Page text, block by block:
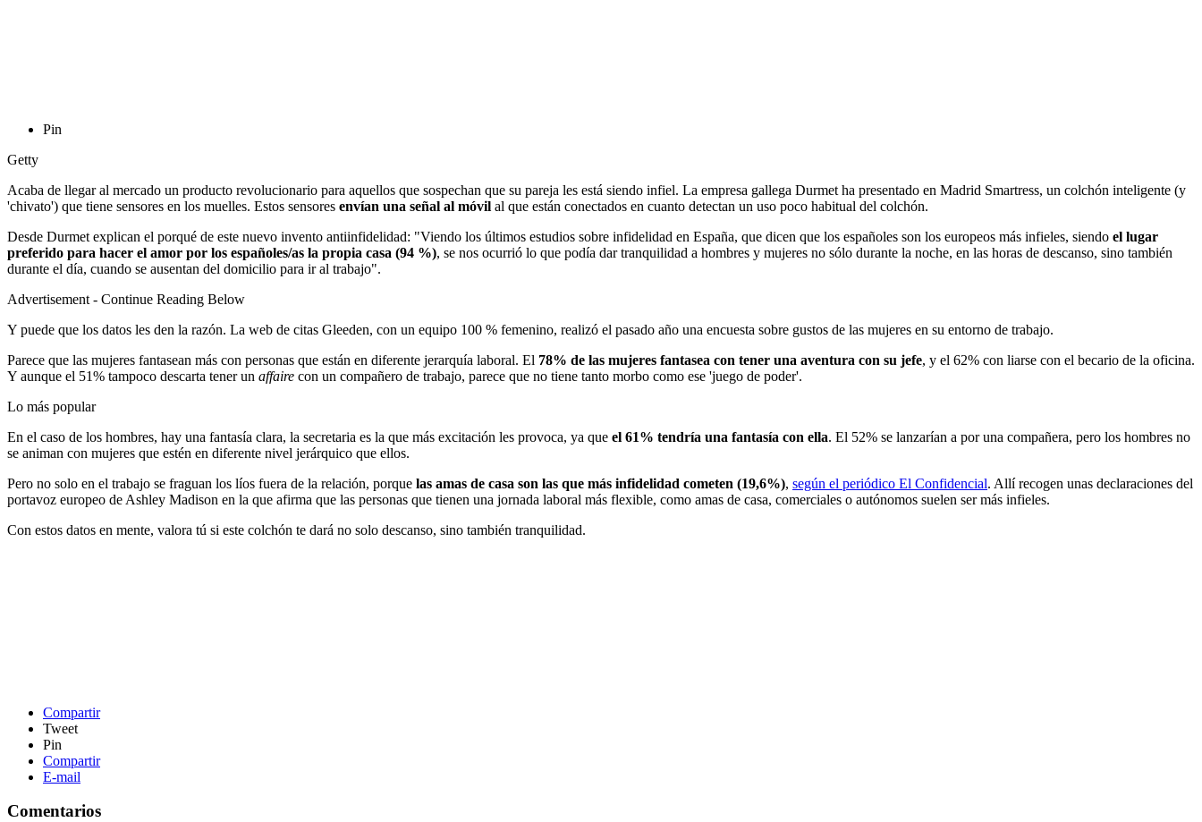
Pin
Getty
Acaba de llegar al mercado un producto revolucionario para aquellos que sospechan que su pareja les está siendo infiel. La empresa gallega Durmet ha presentado en Madrid Smartress, un colchón inteligente (y
'chivato') que tiene sensores en los muelles. Estos sensores envían una señal al móvil al que están conectados en cuanto detectan un uso poco habitual del colchón.
Desde Durmet explican el porqué de este nuevo invento antiinfidelidad: "Viendo los últimos estudios sobre infidelidad en España, que dicen que los españoles son los europeos más infieles, siendo el lugar
preferido para hacer el amor por los españoles/as la propia casa (94 %), se nos ocurrió lo que podía dar tranquilidad a hombres y mujeres no sólo durante la noche, en las horas de descanso, sino también
durante el día, cuando se ausentan del domicilio para ir al trabajo".
Advertisement - Continue Reading Below
Y puede que los datos les den la razón. La web de citas Gleeden, con un equipo 100 % femenino, realizó el pasado año una encuesta sobre gustos de las mujeres en su entorno de trabajo.
Parece que las mujeres fantasean más con personas que están en diferente jerarquía laboral. El 78% de las mujeres fantasea con tener una aventura con su jefe, y el 62% con liarse con el becario de la oficina.
Y aunque el 51% tampoco descarta tener un affaire con un compañero de trabajo, parece que no tiene tanto morbo como ese 'juego de poder'.
Lo más popular
En el caso de los hombres, hay una fantasía clara, la secretaria es la que más excitación les provoca, ya que el 61% tendría una fantasía con ella. El 52% se lanzarían a por una compañera, pero los hombres no
se animan con mujeres que estén en diferente nivel jerárquico que ellos.
Pero no solo en el trabajo se fraguan los líos fuera de la relación, porque las amas de casa son las que más infidelidad cometen (19,6%), según el periódico El Confidencial. Allí recogen unas declaraciones del
portavoz europeo de Ashley Madison en la que afirma que las personas que tienen una jornada laboral más flexible, como amas de casa, comerciales o autónomos suelen ser más infieles.
Con estos datos en mente, valora tú si este colchón te dará no solo descanso, sino también tranquilidad.
Compartir
Tweet
Pin
Compartir
E-mail
Comentarios